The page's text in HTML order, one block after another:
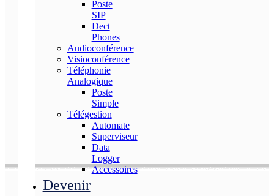
Poste
SIP
Dect
Phones
Audioconférence
Visioconférence
Téléphonie
Analogique
Poste
Simple
Télégestion
Automate
Superviseur
Data
Logger
Accessoires
Devenir